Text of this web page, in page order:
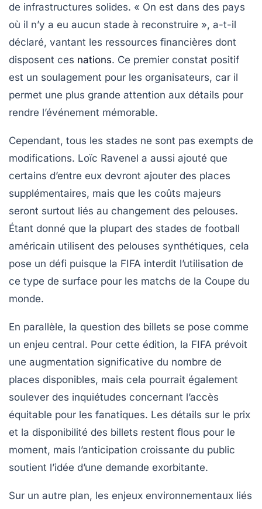
de infrastructures solides. « On est dans des pays
où il n’y a eu aucun stade à reconstruire », a-t-il
déclaré, vantant les ressources financières dont
disposent ces nations. Ce premier constat positif
est un soulagement pour les organisateurs, car il
permet une plus grande attention aux détails pour
rendre l’événement mémorable.
Cependant, tous les stades ne sont pas exempts de
modifications. Loïc Ravenel a aussi ajouté que
certains d’entre eux devront ajouter des places
supplémentaires, mais que les coûts majeurs
seront surtout liés au changement des pelouses.
Étant donné que la plupart des stades de football
américain utilisent des pelouses synthétiques, cela
pose un défi puisque la FIFA interdit l’utilisation de
ce type de surface pour les matchs de la Coupe du
monde.
En parallèle, la question des billets se pose comme
un enjeu central. Pour cette édition, la FIFA prévoit
une augmentation significative du nombre de
places disponibles, mais cela pourrait également
soulever des inquiétudes concernant l’accès
équitable pour les fanatiques. Les détails sur le prix
et la disponibilité des billets restent flous pour le
moment, mais l’anticipation croissante du public
soutient l’idée d’une demande exorbitante.
Sur un autre plan, les enjeux environnementaux liés